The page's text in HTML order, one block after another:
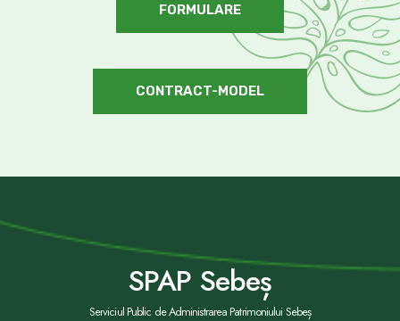
FORMULARE
CONTRACT-MODEL
SPAP Sebeș
Serviciul Public de Administrarea Patrimoniului Sebeș